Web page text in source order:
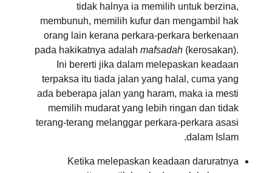
tidak halnya ia memilih untuk berzina,
membunuh, memilih kufur dan mengambil hak
orang lain kerana perkara-perkara berkenaan
pada hakikatnya adalah mafsadah (kerosakan).
Ini bererti jika dalam melepaskan keadaan
terpaksa itu tiada jalan yang halal, cuma yang
ada beberapa jalan yang haram, maka ia mesti
memilih mudarat yang lebih ringan dan tidak
terang-terang melanggar perkara-perkara asasi
dalam Islam.
Ketika melepaskan keadaan daruratnya